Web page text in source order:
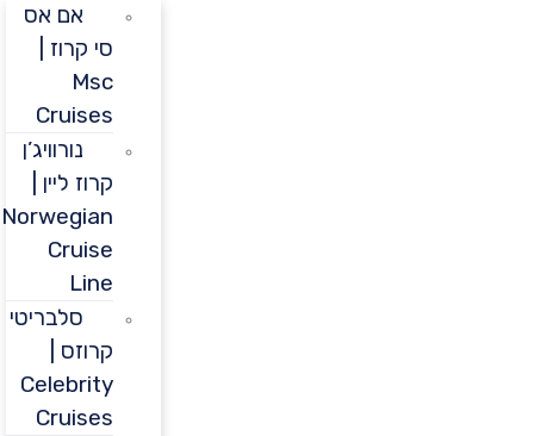
אם אס
סי קרוז |
Cruises
נורוויג’ן
קרוז ליין |
Norwegian
Cruise
סלבריטי
קרוזס |
Celebrity
Cruises